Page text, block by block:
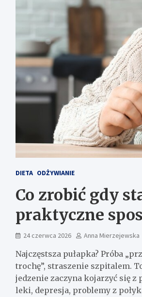
DIETA ODŻYWIANIE
Co zrobić gdy
praktyczne
24 czerwca 2026 Anna Mierzejewska
Najczęstsza pułapka? Próba
trochę”, straszenie szpitalem.
jedzenie zaczyna kojarzyć się
leki, depresja, problemy z